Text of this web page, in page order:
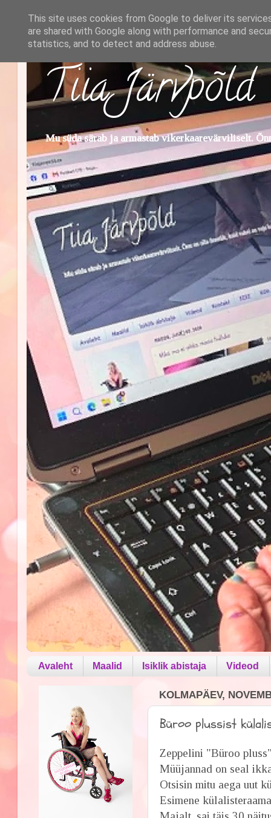
Tiia Järvpõld
Mu süda särab ja armastab vikerkaarevärviliselt.
Avaleht Maalid Isiklik abistaja Videod
KOLMAPÄEV,
Büroo plussist
Zeppelini "Büroo
Müüjannad on seal
Otsisin mitu aega uut
Esimene
This site uses cookies from Google to deliver its
are shared with Google along with performance and
statistics, and to detect and address abuse.